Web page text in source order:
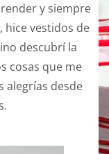
y siempre
hice vestidos de
descubrí la
cosas que me
alegrías desde